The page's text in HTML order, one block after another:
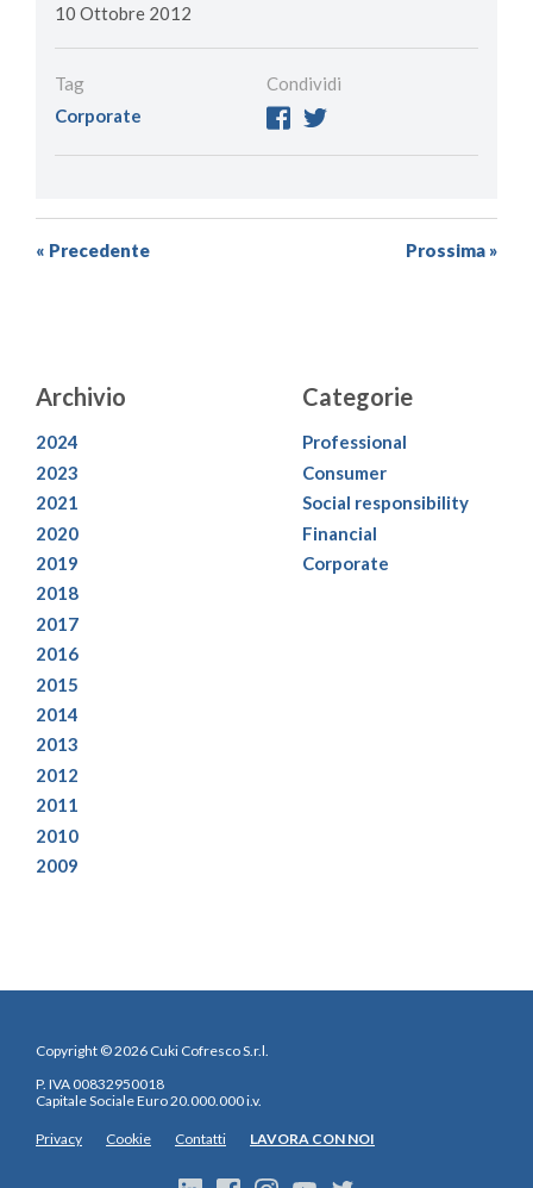
10 Ottobre 2012
Tag
Corporate
Condividi
« Precedente Prossima »
Archivio
2024
2023
2021
2020
2019
2018
2017
2016
2015
2014
2013
2012
2011
2010
2009
Categorie
Professional
Consumer
Social responsibility
Financial
Corporate
Copyright © 2026 Cuki Cofresco S.r.l.
P. IVA 00832950018
Capitale Sociale Euro 20.000.000 i.v.
Privacy Cookie Contatti LAVORA CON NOI